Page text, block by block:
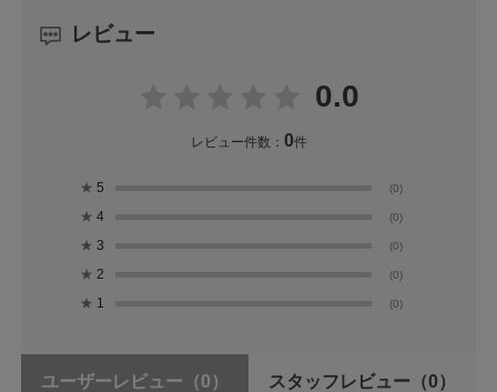
レビュー
0.0
レビュー件数： 0件
★ 5 (0)
★ 4 (0)
★ 3 (0)
★ 2 (0)
★ 1 (0)
ユーザーレビュー （0） スタッフレビュー （0）